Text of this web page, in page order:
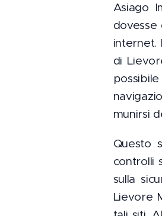
Asiago
internet.
di
munirsi
Questo
controlli
sulla
Lievore